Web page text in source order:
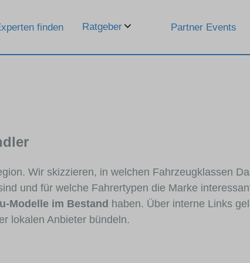
finden Ratgeber Partner Events
Wir skizzieren, in welchen Fahrzeugklassen
und für welche Fahrertypen die Marke
Modelle im Bestand haben. Über interne Links
lokalen Anbieter bündeln.